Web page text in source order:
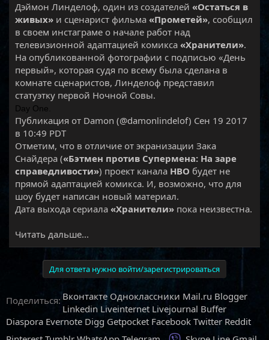
Дэймон Линделоф, один из создателей «Остаться в
живых» и сценарист фильма «Прометей», сообщил
в своем инстаграме о начале работ над
телевизионной адаптацией комикса «Хранители».
На опубликованной фотографии с подписью «День
первый», которая судя по всему была сделана в
комнате сценаристов, Линделоф представил
статуэтку первой Ночной Совы.
Day One.
Публикация от Damon (@damonlindelof) Сен 19 2017
в 10:49 PDT
Отметим, что в отличие от экранизации Зака
Снайдера («Бэтмен против Супермена: На заре
справедливости») проект канала HBO будет не
прямой адаптацией комикса. И, возможно, что для
шоу будет написан новый материал.
Дата выхода сериала «Хранители» пока неизвестна.​
Читать дальше...
Для ответа нужно войти/зарегистрироваться
Поделиться: Вконтакте Одноклассники Mail.ru Blogger
Linkedin Liveinternet Livejournal Buffer
Diaspora Evernote Digg Getpocket Facebook Twitter Reddit
Viber